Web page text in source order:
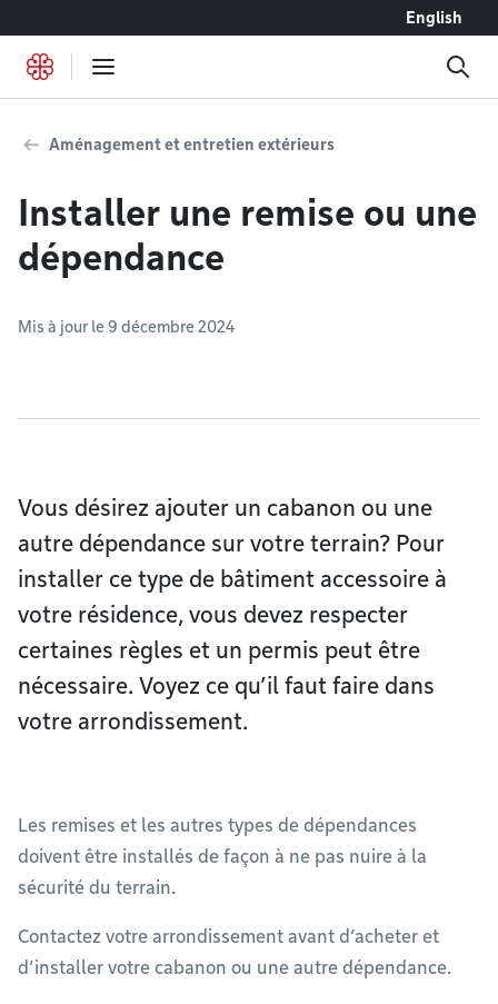
English
Aménagement et entretien extérieurs
Installer une remise ou une
dépendance
Mis à jour le 9 décembre 2024
Vous désirez ajouter un cabanon ou une
autre dépendance sur votre terrain? Pour
installer ce type de bâtiment accessoire à
votre résidence, vous devez respecter
certaines règles et un permis peut être
nécessaire. Voyez ce qu’il faut faire dans
votre arrondissement.
Les remises et les autres types de dépendances
doivent être installés de façon à ne pas nuire à la
sécurité du terrain.
Contactez votre arrondissement avant d’acheter et
d’installer votre cabanon ou une autre dépendance.